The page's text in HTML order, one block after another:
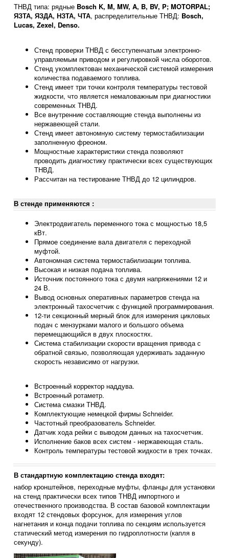
ТНВД типа: рядные Bosch K, M, MW, A, B, BV, P; MOTORPAL;
ЯЗТА, ЯЗДА, НЗТА, ЧТА, распределительные ТНВД: Bosch,
Lucas, Zexel, Denso.
Стенд проверки ТНВД с бесступенчатым электронно-
управляемым приводом и регулировкой числа оборотов.
Стенд укомплектован механической системой измерения
количества подаваемого топлива.
Стенд имеет три точки контроля температуры тестовой
жидкости, что является немаловажным при диагностики
современных ТНВД.
Все внутренние составляющие стенда выполнены из
нержавеющей стали.
Стенд имеет автономную систему термостабилизации
заполненную фреоном.
Мощностные характеристики стенда позволяют
проводить диагностику практически всех существующих
ТНВД.
Рассчитан на тестирование ТНВД до 12 цилиндров.
В стенде применяются :
Электродвигатель переменного тока с мощностью 18,5
кВт.
Прямое соединение вала двигателя с переходной
муфтой.
Автономная система термостабилизации топлива.
Высокая и низкая подача топлива.
Источник постоянного тока с двумя напряжениями 12 и
24 В.
Вывод основных оперативных параметров стенда на
электронный тахосчетчик с функцией программирования.
12-ти секционный мерный блок для измерения цикловых
подач с мензурками малого и большого объема
перемещающийся в двух плоскостях.
Система стабилизации скорости вращения привода с
обратной связью, позволяющая удерживать заданную
скорость независимо от нагрузки.
Встроенный корректор наддува.
Встроенный ротаметр.
Система смазки ТНВД.
Комплектующие немецкой фирмы Schneider.
Частотный преобразователь Schneider.
Датчик хода рейки с выводом данных на тахосчетчик.
Исполнение баков всех систем - нержавеющая сталь.
Контроль температуры тестовой жидкости в трех точках.
В стандартную комплектацию стенда входят:
набор кронштейнов, переходные муфты, фланцы для установки
на стенд практически всех типов ТНВД импортного и
отечественного производства. В состав базовой комплектации
входят 12 стендовых форсунок, для измерения углов
нагнетания и конца подачи топлива по секциям используется
статический метод измерения по гидроплотности (капля в
секунду).